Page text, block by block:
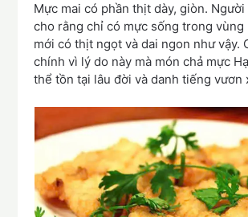
Mực mai có phần thịt dày, giòn.
cho rằng chỉ có mực sống trong vùng
mới có thịt ngọt và dai ngon như vậy.
chính vì lý do này mà món chả mực
thể tồn tại lâu đời và danh tiếng vươn